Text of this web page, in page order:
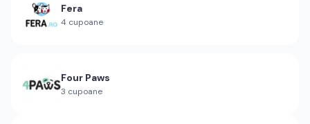
Fera
4 cupoane
Four Paws
3 cupoane